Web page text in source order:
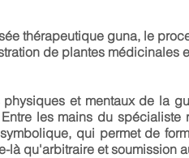
thérapeutique guna, le
de plantes médicinales
physiques et mentaux de la
les mains du spécialiste
qui permet de
là qu'arbitraire et soumission